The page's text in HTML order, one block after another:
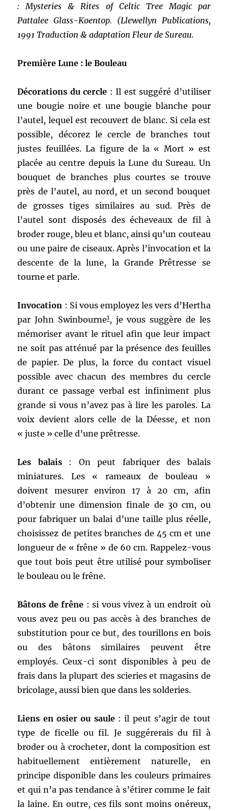
: Mysteries & Rites of Celtic Tree Magic par
Pattalee Glass-Koentop. (Llewellyn Publications,
1991 Traduction & adaptation Fleur de Sureau.
Première Lune : le Bouleau
Décorations du cercle : Il est suggéré d’utiliser
une bougie noire et une bougie blanche pour
l’autel, lequel est recouvert de blanc. Si cela est
possible, décorez le cercle de branches tout
justes feuillées. La figure de la « Mort » est
placée au centre depuis la Lune du Sureau. Un
bouquet de branches plus courtes se trouve
près de l’autel, au nord, et un second bouquet
de grosses tiges similaires au sud. Près de
l’autel sont disposés des écheveaux de fil à
broder rouge, bleu et blanc, ainsi qu’un couteau
ou une paire de ciseaux. Après l’invocation et la
descente de la lune, la Grande Prêtresse se
tourne et parle.
Invocation : Si vous employez les vers d’Hertha
par John Swinbourne1, je vous suggère de les
mémoriser avant le rituel afin que leur impact
ne soit pas atténué par la présence des feuilles
de papier. De plus, la force du contact visuel
possible avec chacun des membres du cercle
durant ce passage verbal est infiniment plus
grande si vous n’avez pas à lire les paroles. La
voix devient alors celle de la Déesse, et non
« juste » celle d’une prêtresse.
Les balais: On peut fabriquer des balais
miniatures. Les « rameaux de bouleau »
doivent mesurer environ 17 à 20 cm, afin
d’obtenir une dimension finale de 30 cm, ou
pour fabriquer un balai d’une taille plus réelle,
choisissez de petites branches de 45 cm et une
longueur de « frêne » de 60 cm. Rappelez-vous
que tout bois peut être utilisé pour symboliser
le bouleau ou le frêne.
Bâtons de frêne : si vous vivez à un endroit où
vous avez peu ou pas accès à des branches de
substitution pour ce but, des tourillons en bois
ou des bâtons similaires peuvent être
employés. Ceux-ci sont disponibles à peu de
frais dans la plupart des scieries et magasins de
bricolage, aussi bien que dans les solderies.
Liens en osier ou saule: il peut s’agir de tout
type de ficelle ou fil. Je suggérerais du fil à
broder ou à crocheter, dont la composition est
habituellement entièrement naturelle, en
principe disponible dans les couleurs primaires
et qui n’a pas tendance à s’étirer comme le fait
la laine. En outre, ces fils sont moins onéreux,